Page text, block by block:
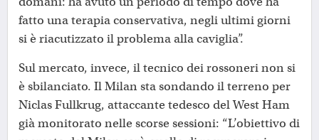
fatto una terapia conservativa, negli ultimi giorni
si è riacutizzato il problema alla caviglia”.
Sul mercato, invece, il tecnico dei rossoneri non si
è sbilanciato. Il Milan sta sondando il terreno per
Niclas Fullkrug, attaccante tedesco del West Ham
già monitorato nelle scorse sessioni: “L’obiettivo di